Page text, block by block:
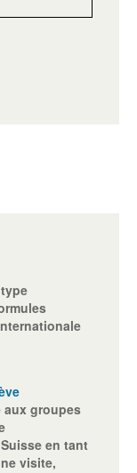
aux groupes
en tant
visite,